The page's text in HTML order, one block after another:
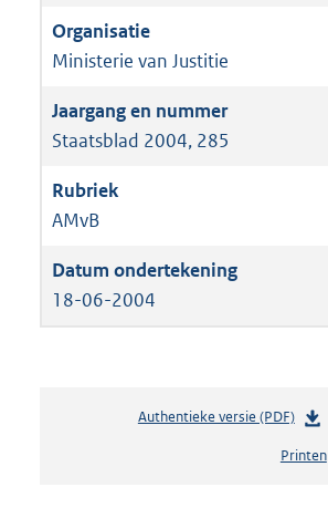
Ministerie van Justitie
Staatsblad 2004, 285
AMvB
18-06-2004
Authentieke versie (PDF)b
s
Printen